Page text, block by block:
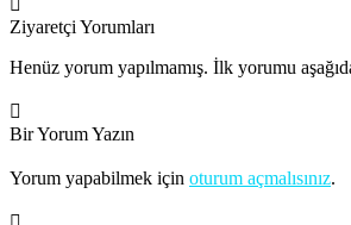
Ziyaretçi Yorumları
Henüz yorum yapılmamış. İlk yorumu
Bir Yorum Yazın
Yorum yapabilmek için oturum açmalısınız.